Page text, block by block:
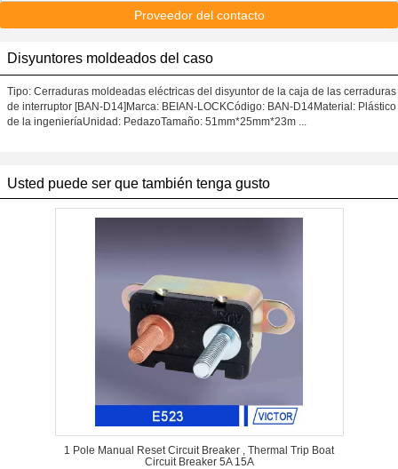
Proveedor del contacto
Disyuntores moldeados del caso
Tipo: Cerraduras moldeadas eléctricas del disyuntor de la caja de las cerraduras
de interruptor [BAN-D14]Marca: BEIAN-LOCKCódigo: BAN-D14Material: Plástico
de la ingenieríaUnidad: PedazoTamaño: 51mm*25mm*23m ...
Usted puede ser que también tenga gusto
1 Pole Manual Reset Circuit Breaker , Thermal Trip Boat
Circuit Breaker 5A 15A